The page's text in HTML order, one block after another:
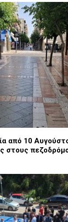
από 10
στους